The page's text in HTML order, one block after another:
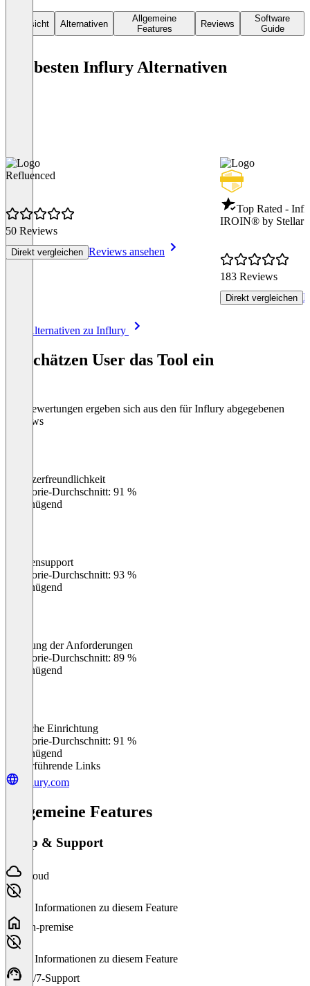
Übersicht Alternativen
Allgemeine
Features
Reviews
Software
Guide
Die besten Influry Alternativen
Refluenced
50 Reviews
Direkt vergleichen Reviews ansehen
Top Rated -
IROIN®️ by Stellar
183 Reviews
Direkt vergleichen
Alle Alternativen zu Influry
So schätzen User das Tool ein
Die Bewertungen ergeben sich aus den für Influry abgegebenen
Reviews
Benutzerfreundlichkeit
Kategorie-Durchschnitt: 91 %
Ungenügend
Kundensupport
Kategorie-Durchschnitt: 93 %
Ungenügend
Erfüllung der Anforderungen
Kategorie-Durchschnitt: 89 %
Ungenügend
Einfache Einrichtung
Kategorie-Durchschnitt: 91 %
Ungenügend
Weiterführende Links
influry.com
Allgemeine Features
Setup & Support
Cloud
Keine Informationen zu diesem Feature
On-premise
Keine Informationen zu diesem Feature
24/7-Support